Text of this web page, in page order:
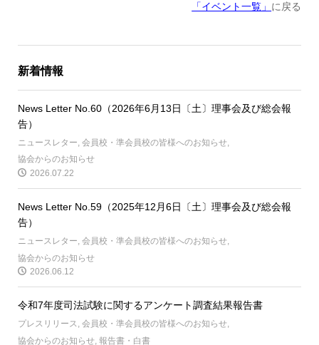
「イベント一覧」 に戻る
新着情報
News Letter No.60（2026年6月13日〔土〕理事会及び総会報
告）
ニュースレター 会員校・準会員校の皆様へのお知らせ
協会からのお知らせ
2026.07.22
News Letter No.59（2025年12月6日〔土〕理事会及び総会報
告）
ニュースレター, 会員校・準会員校の皆様へのお知らせ,
協会からのお知らせ
2026.06.12
令和7年度司法試験に関するアンケート調査結果報告書
プレスリリース, 会員校・準会員校の皆様へのお知らせ,
協会からのお知らせ 報告書・白書